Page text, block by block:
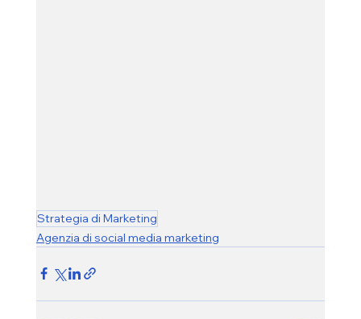
Strategia di Marketing
Agenzia di social media marketing